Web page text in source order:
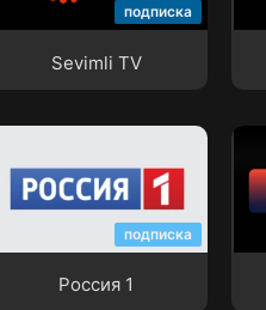
подписка
Sevimli TV
подписка
Россия 1